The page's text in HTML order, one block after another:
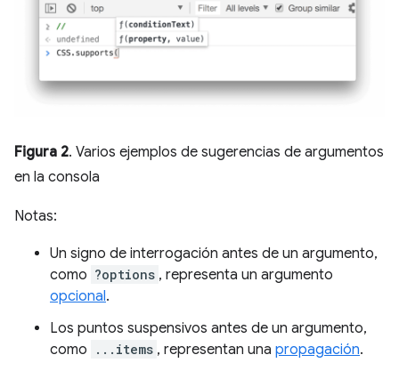
Figura 2. Varios ejemplos de sugerencias de argumentos
en la consola
Notas:
Un signo de interrogación antes de un argumento,
como ?options , representa un argumento
opcional.
Los puntos suspensivos antes de un argumento,
como
...items , representan una propagación.